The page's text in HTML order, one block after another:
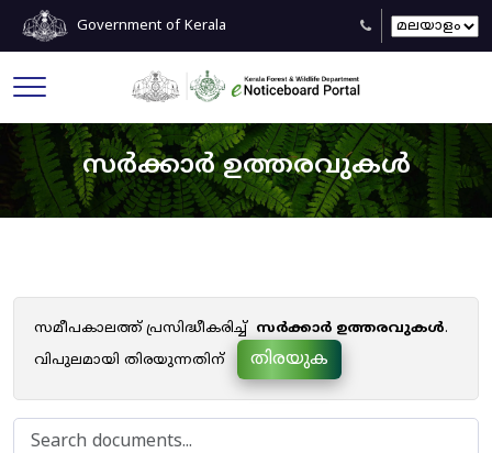
Government of Kerala
സർക്കാർ ഉത്തരവുകൾ
സമീപകാലത്ത് പ്രസിദ്ധീകരിച്ച് സർക്കാർ ഉത്തരവുകൾ.
വിപുലമായി തിരയുന്നതിന്
തിരയുക